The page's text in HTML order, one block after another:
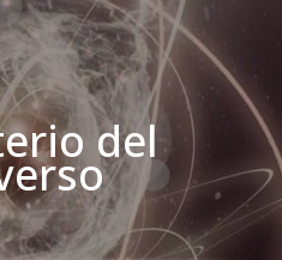
del